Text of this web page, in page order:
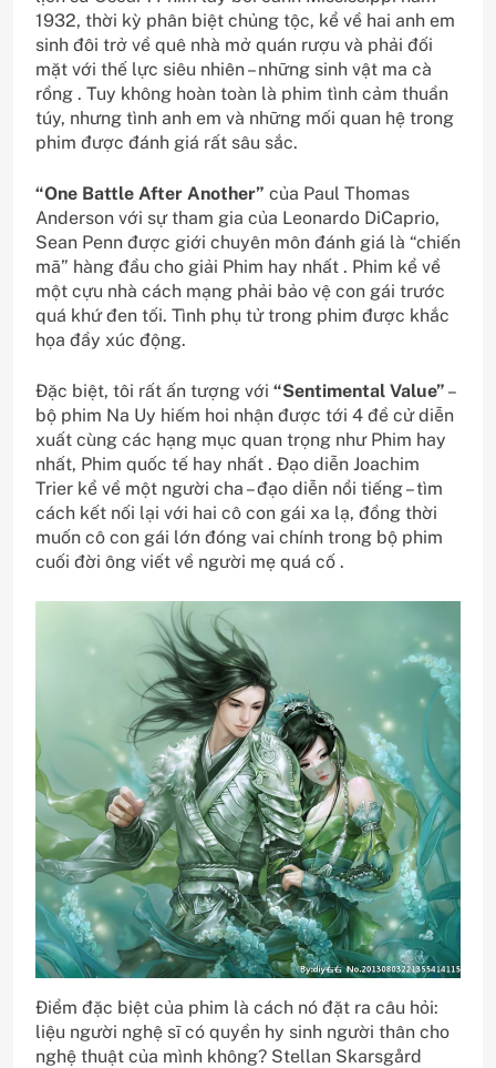
1932, thời kỳ phân biệt chủng tộc, kể về hai anh em
sinh đôi trở về quê nhà mở quán rượu và phải đối
mặt với thế lực siêu nhiên – những sinh vật ma cà
rồng . Tuy không hoàn toàn là phim tình cảm thuần
túy, nhưng tình anh em và những mối quan hệ trong
phim được đánh giá rất sâu sắc.
“One Battle After Another” của Paul Thomas
Anderson với sự tham gia của Leonardo DiCaprio,
Sean Penn được giới chuyên môn đánh giá là “chiến
mã” hàng đầu cho giải Phim hay nhất . Phim kể về
một cựu nhà cách mạng phải bảo vệ con gái trước
quá khứ đen tối. Tình phụ tử trong phim được khắc
họa đầy xúc động.
Đặc biệt, tôi rất ấn tượng với “Sentimental Value” –
bộ phim Na Uy hiếm hoi nhận được tới 4 đề cử diễn
xuất cùng các hạng mục quan trọng như Phim hay
nhất, Phim quốc tế hay nhất . Đạo diễn Joachim
Trier kể về một người cha – đạo diễn nổi tiếng – tìm
cách kết nối lại với hai cô con gái xa lạ, đồng thời
muốn cô con gái lớn đóng vai chính trong bộ phim
cuối đời ông viết về người mẹ quá cố .
Điểm đặc biệt của phim là cách nó đặt ra câu hỏi:
liệu người nghệ sĩ có quyền hy sinh người thân cho
nghệ thuật của mình không? Stellan Skarsgård